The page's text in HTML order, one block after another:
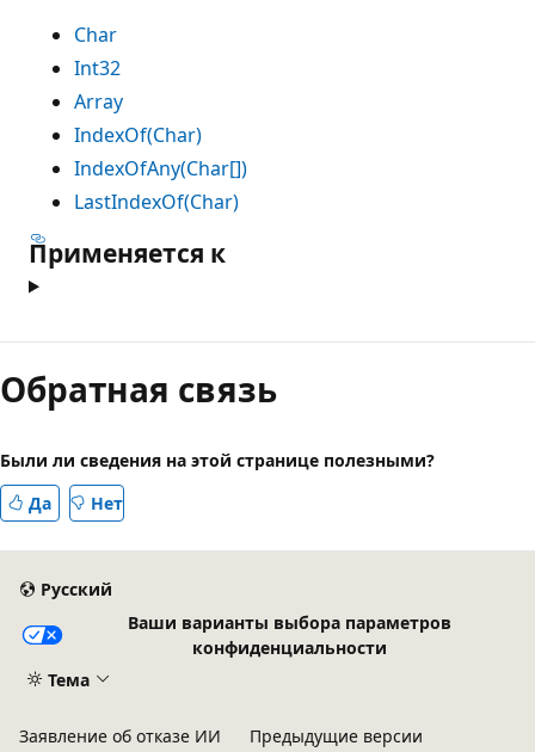
Char
Int32
Array
IndexOf(Char)
IndexOfAny(Char[])
LastIndexOf(Char)
Применяется к
Обратная связь
Были ли сведения на этой странице полезными?
Да
Нет
Русский
Ваши варианты выбора параметров
конфиденциальности
Тема
Заявление об отказе ИИ Предыдущие версии